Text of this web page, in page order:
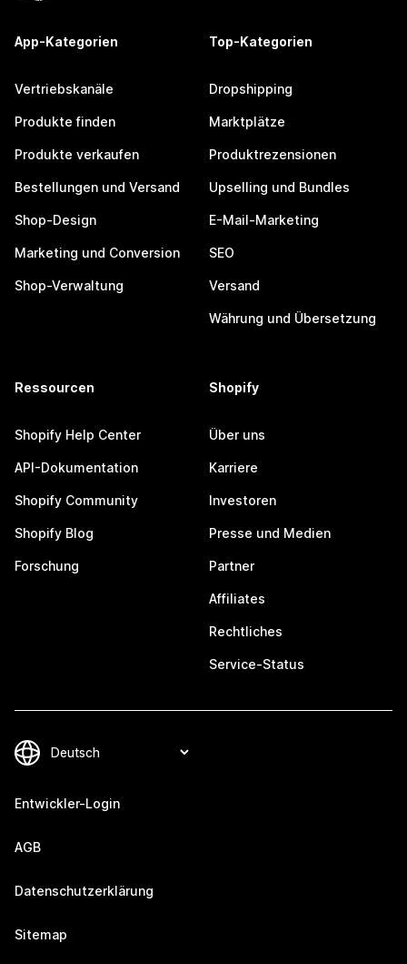
App-Kategorien
Vertriebskanäle
Produkte finden
Produkte verkaufen
Bestellungen und Versand
Shop-Design
Marketing und Conversion
Shop-Verwaltung
Top-Kategorien
Dropshipping
Marktplätze
Produktrezensionen
Upselling und Bundles
E-Mail-Marketing
SEO
Versand
Währung und Übersetzung
Ressourcen
Shopify Help Center
API-Dokumentation
Shopify Community
Shopify Blog
Forschung
Shopify
Über uns
Karriere
Investoren
Presse und Medien
Partner
Affiliates
Rechtliches
Service-Status
Entwickler-Login
AGB
Datenschutzerklärung
Sitemap